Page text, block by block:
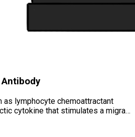
as lymphocyte chemoattractant
cytokine that stimulates a migra…